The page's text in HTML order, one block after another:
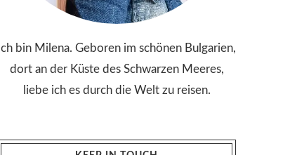
Ich bin Milena. Geboren im schönen Bulgarien,
dort an der Küste des Schwarzen Meeres,
liebe ich es durch die Welt zu reisen.